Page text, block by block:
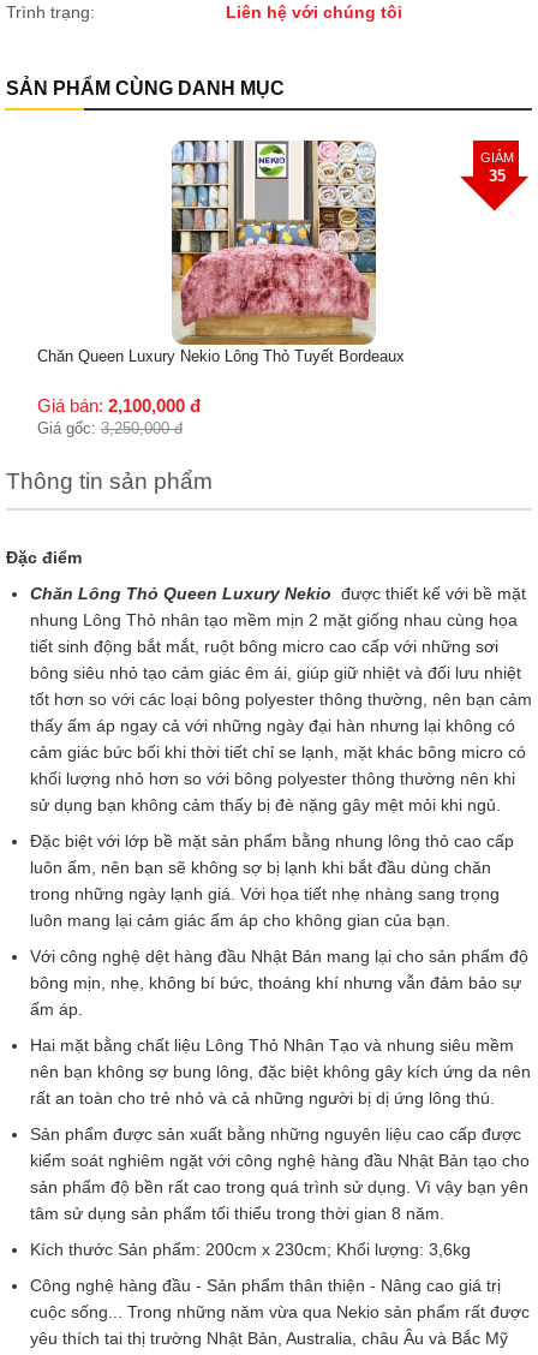
Trình trạng: Liên hệ với chúng tôi
SẢN PHẨM CÙNG DANH MỤC
Chăn Queen Luxury Nekio Lông Thỏ Tuyết Bordeaux
Giá bán: 2,100,000 đ
Giá gốc: 3,250,000 đ
GIẢM
35
Thông tin sản phẩm
Đặc điểm
Chăn Lông Thỏ Queen Luxury Nekio được thiết kế với bề mặt
nhung Lông Thỏ nhân tạo mềm mịn 2 mặt giống nhau cùng họa
tiết sinh động bắt mắt, ruột bông micro cao cấp với những sơi
bông siêu nhỏ tạo cảm giác êm ái, giúp giữ nhiệt và đối lưu nhiệt
tốt hơn so với các loại bông polyester thông thường, nên bạn cảm
thấy ấm áp ngay cả với những ngày đại hàn nhưng lại không có
cảm giác bức bối khi thời tiết chỉ se lạnh, mặt khác bông micro có
khối lượng nhỏ hơn so với bông polyester thông thường nên khi
sử dụng bạn không cảm thấy bị đè nặng gây mệt mỏi khi ngủ.
Đặc biệt với lớp bề mặt sản phẩm bằng nhung lông thỏ cao cấp
luôn ấm, nên bạn sẽ không sợ bị lạnh khi bắt đầu dùng chăn
trong những ngày lạnh giá. Với họa tiết nhẹ nhàng sang trọng
luôn mang lại cảm giác ấm áp cho không gian của bạn.
Với công nghệ dệt hàng đầu Nhật Bản mang lại cho sản phẩm độ
bông mịn, nhẹ, không bí bức, thoáng khí nhưng vẫn đảm bảo sự
ấm áp.
Hai mặt bằng chất liệu Lông Thỏ Nhân Tạo và nhung siêu mềm
nên bạn không sợ bung lông, đặc biệt không gây kích ứng da nên
rất an toàn cho trẻ nhỏ và cả những người bị dị ứng lông thú.
Sản phẩm được sản xuất bằng những nguyên liệu cao cấp được
kiểm soát nghiêm ngặt với công nghệ hàng đầu Nhật Bản tạo cho
sản phẩm độ bền rất cao trong quá trình sử dụng. Vì vậy bạn yên
tâm sử dụng sản phẩm tối thiểu trong thời gian 8 năm.
Kích thước Sản phẩm: 200cm x 230cm; Khối lượng: 3,6kg
Công nghệ hàng đầu - Sản phẩm thân thiện - Nâng cao giá trị
cuộc sống... Trong những năm vừa qua Nekio sản phẩm rất được
yêu thích tai thị trường Nhật Bản, Australia, châu Âu và Bắc Mỹ